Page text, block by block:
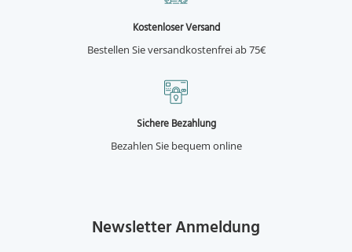
Kostenloser Versand
Bestellen Sie versandkostenfrei ab 75€
Sichere Bezahlung
Bezahlen Sie bequem online
Newsletter Anmeldung